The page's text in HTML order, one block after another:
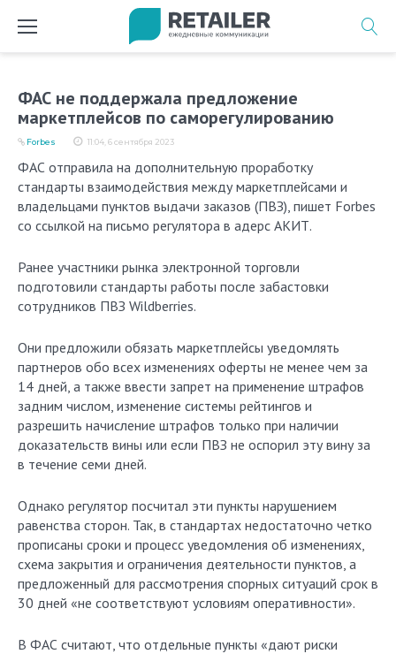
ФАС не поддержала предложение
маркетплейсов по саморегулированию
11:04, 6 сентября 2023
Forbes
ФАС отправила на дополнительную проработку
стандарты взаимодействия между маркетплейсами и
владельцами пунктов выдачи заказов (ПВЗ), пишет Forbes
со ссылкой на письмо регулятора в адерс АКИТ.
Ранее участники рынка электронной торговли
подготовили стандарты работы после забастовки
сотрудников ПВЗ Wildberries.
Они предложили обязать маркетплейсы уведомлять
партнеров обо всех изменениях оферты не менее чем за
14 дней, а также ввести запрет на применение штрафов
задним числом, изменение системы рейтингов и
разрешить начисление штрафов только при наличии
доказательств вины или если ПВЗ не оспорил эту вину за
в течение семи дней.
Однако регулятор посчитал эти пункты нарушением
равенства сторон. Так, в стандартах недостаточно четко
прописаны сроки и процесс уведомления об изменениях,
схема закрытия и ограничения деятельности пунктов, а
предложенный для рассмотрения спорных ситуаций срок в
30 дней «не соответствуют условиям оперативности».
В ФАС считают, что отдельные пункты «дают риски